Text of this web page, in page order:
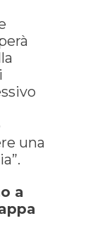
una
a